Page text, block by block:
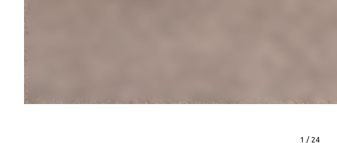
1 / 24